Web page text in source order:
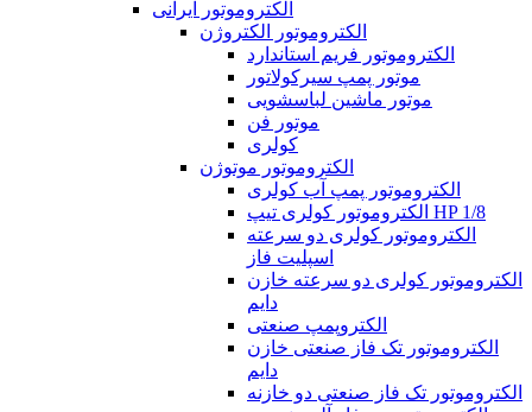
الکتروموتور ایرانی
الکتروموتور الکتروژن
الکتروموتور فریم استاندارد
موتور پمپ سیرکولاتور
موتور ماشین لباسشویی
موتور فن
کولری
الکتروموتور موتوژن
الکتروموتور پمپ آب کولری
الکتروموتور کولری تیپ HP 1/8
الکتروموتور کولری دو سرعته
اسپلیت فاز
الکتروموتور کولری دو سرعته خازن
دایم
الکتروپمپ صنعتی
الکتروموتور تک فاز صنعتی خازن
دایم
الکتروموتور تک فاز صنعتی دو خازنه